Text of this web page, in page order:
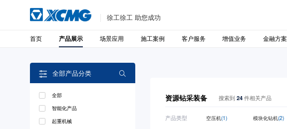
徐工徐工 助您成功
首页 产品展示 场景应用 施工案例 客户服务 增值业务 金融方案
全部产品分类 
全部
智能化产品
起重机械
资源钻采装备 搜索到24件相关产品
产品类型 空压机(1) 模块化钻机(2)